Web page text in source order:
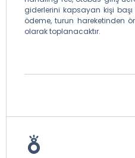
giderlerini kapsayan kişi başı
ödeme, turun hareketinden
olarak toplanacaktır.